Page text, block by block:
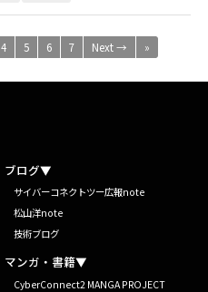
4 5 6 7 Next → »
ブログ▼
サイバーコネクトツー広報note
松山洋note
技術ブログ
マンガ・書籍▼
CyberConnect2 MANGA PROJECT